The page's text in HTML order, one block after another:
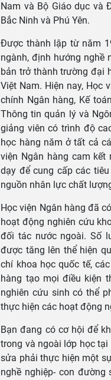
Nam và Bộ Giáo dục và
Bắc Ninh và Phú Yên.
Được thành lập từ năm
ngành, định hướng nghề
bản trở thành trường đại
Việt Nam. Hiện nay, Học
chính Ngân hàng, Kế
Thông tin quản lý và
giảng viên có trình độ
học hàng năm ở tất cả
viện Ngân hàng cam
dạy để cung cấp các
nguồn nhân lực chất
Học viện Ngân hàng đã
hoạt động nghiên cứu
đối tác nước ngoài. Số
được tăng lên thể hiện
chí khoa học quốc tế,
hàng tạo mọi điều kiện
nghiên cứu sinh có thể
thực hiện các hoạt động
Bạn đang có cơ hội để
trong và ngoài lớp học
sửa phải thực hiện một
nghề nghiệp- con